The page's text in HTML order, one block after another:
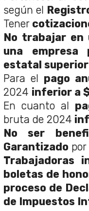
según el
Tener
No trabajar en
una empresa
estatal superior
Para el pago
2024 inferior a
En cuanto al
bruta de 2024
No ser
Garantizado
Trabajadoras
boletas de
proceso de
de Impuestos